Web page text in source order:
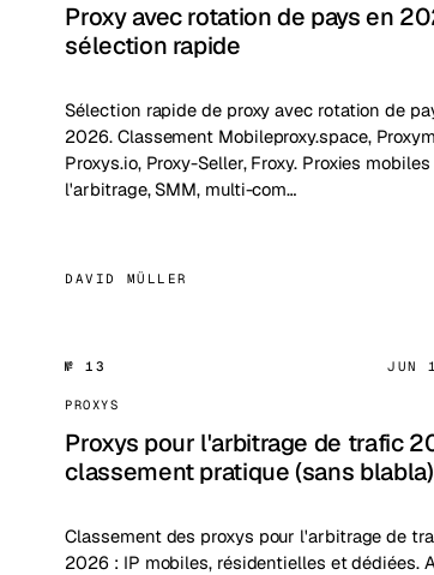
Proxy avec rotation de pays en
sélection rapide
Sélection rapide de proxy avec rotation de
2026. Classement Mobileproxy.space,
Proxys.io, Proxy-Seller, Froxy. Proxies
l'arbitrage, SMM, multi-com…
DAVID MÜLLER
№ 13 JUN
PROXYS
Proxys pour l'arbitrage de trafic
classement pratique (sans blabla)
Classement des proxys pour l'arbitrage de
2026 : IP mobiles, résidentielles et dédiées.